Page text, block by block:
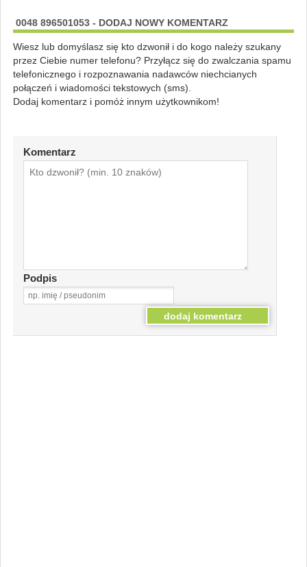
0048 896501053 - DODAJ NOWY KOMENTARZ
Wiesz lub domyślasz się kto dzwonił i do kogo należy szukany
przez Ciebie numer telefonu? Przyłącz się do zwalczania spamu
telefonicznego i rozpoznawania nadawców niechcianych
połączeń i wiadomości tekstowych (sms).
Dodaj komentarz i pomóż innym użytkownikom!
Komentarz
Podpis